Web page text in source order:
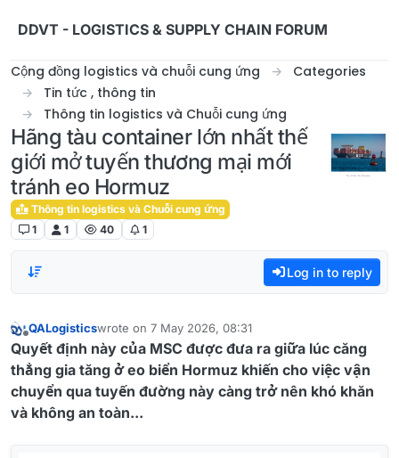
DDVT - LOGISTICS & SUPPLY CHAIN FORUM
Cộng đồng logistics và chuỗi cung ứng
Categories
Tin tức , thông tin
Thông tin logistics và Chuỗi cung ứng
Hãng tàu container lớn nhất thế
giới mở tuyến thương mại mới
tránh eo Hormuz
Thông tin logistics và Chuỗi cung ứng
1
1 40 1
Log in to reply
Offline
QALogisticswrote on 7 May 2026, 08:31
last edited by
Quyết định này của MSC được đưa ra giữa lúc căng
thẳng gia tăng ở eo biển Hormuz khiến cho việc vận
chuyển qua tuyến đường này càng trở nên khó khăn
và không an toàn...